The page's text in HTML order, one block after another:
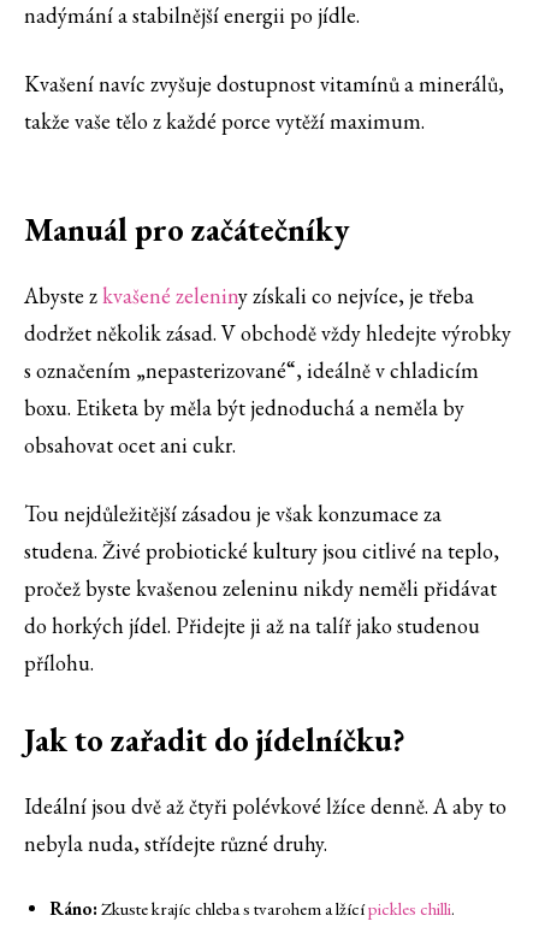
nadýmání a stabilnější energii po jídle.
Kvašení navíc zvyšuje dostupnost vitamínů a minerálů,
takže vaše tělo z každé porce vytěží maximum.
Manuál pro začátečníky
Abyste zkvašené zeleniny získali co nejvíce, je třeba
dodržet několik zásad. V obchodě vždy hledejte výrobky
s označením „nepasterizované“, ideálně v chladicím
boxu. Etiketa by měla být jednoduchá a neměla by
obsahovat ocet ani cukr.
Tou nejdůležitější zásadou je však konzumace za
studena. Živé probiotické kultury jsou citlivé na teplo,
pročež byste kvašenou zeleninu nikdy neměli přidávat
do horkých jídel. Přidejte ji až na talíř jako studenou
přílohu.
Jak to zařadit do jídelníčku?
Ideální jsou dvě až čtyři polévkové lžíce denně. A aby to
nebyla nuda, střídejte různé druhy.
Ráno: Zkuste krajíc chleba s tvarohem a lžícípickles chilli.